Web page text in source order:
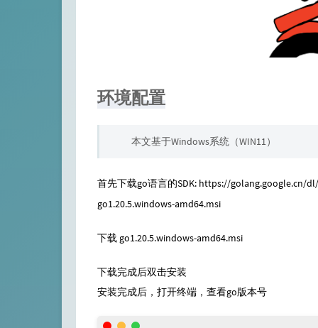
环境配置
本文基于Windows系统（WIN11）
首先下载go语言的SDK: https://golang.google.cn/dl/
go1.20.5.windows-amd64.msi
下载 go1.20.5.windows-amd64.msi
下载完成后双击安装
安装完成后，打开终端，查看go版本号